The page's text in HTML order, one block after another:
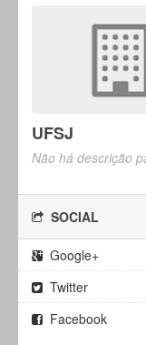
UFSJ
Não há descrição
SOCIAL
Google+
Twitter
Facebook